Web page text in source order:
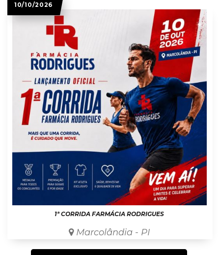
10/10/2026
1ª CORRIDA FARMÁCIA RODRIGUES
Marcolândia - PI